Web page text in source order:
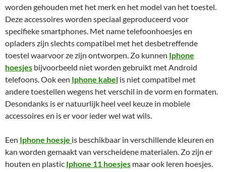
worden gehouden met het merk en het model van het toestel.
Deze accessoires worden speciaal geproduceerd voor
specifieke smartphones. Met name telefoonhoesjes en
opladers zijn slechts compatibel met het desbetreffende
toestel waarvoor ze zijn ontworpen. Zo kunnen Iphone
hoesjes bijvoorbeeld niet worden gebruikt met Android
telefoons. Ook een Iphone kabel is niet compatibel met
andere toestellen wegens het verschil in de vorm en formaten.
Desondanks is er natuurlijk heel veel keuze in mobiele
accessoires en is er voor ieder wel wat wils.
Een Iphone hoesje is beschikbaar in verschillende kleuren en
kan worden gemaakt van verscheidene materialen. Zo zijn er
houten en plastic Iphone 11 hoesjes maar ook leren hoesjes.